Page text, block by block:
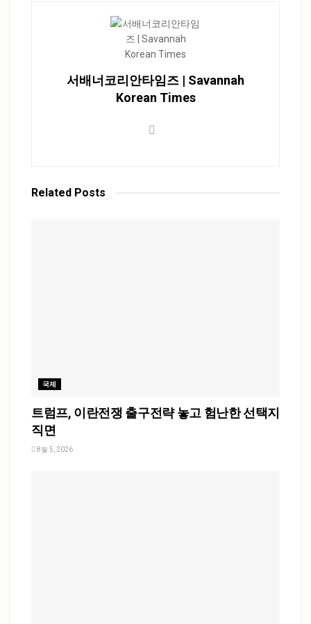
서배너코리안타임즈 | Savannah
Korean Times
Related Posts
국제
트럼프, 이란전쟁 출구전략 놓고 험난한 선택지
직면
8월 5, 2026